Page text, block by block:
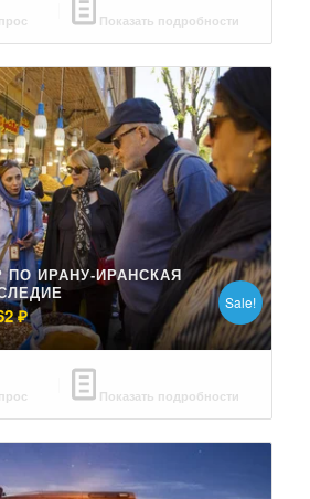
Показать подробности
ИРАНУ-ИРАНСКАЯ
₽Текущая
цена:
104362 ₽.
Sale!
Показать подробности